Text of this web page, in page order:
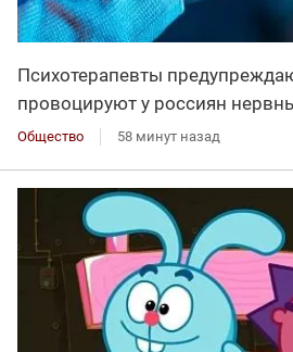
Психотерапевты
провоцируют у россиян
Общество 58 минут назад